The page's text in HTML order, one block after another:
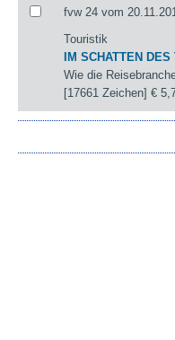
fvw 24 vom
Touristik
IM SCHATTEN DES
Wie die
[17661 Zeichen]€